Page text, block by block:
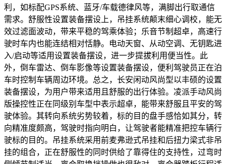
利，如标配GPS系统、蓝牙/车载德律风等，满脚出行取通信
需求。舒服性设置装备摆设上，吊挂系统颠末细心调校，能无
效过滤面波动，带来平稳的驾乘体验；乐音节制超卓，高速行
驶时车内也能连结相对恬静。电动天窗、从动空调、无钥匙进
入/启动等适用设置装备摆设，进一步提拔利用便当性。此
外，倒车雷达、倒车影像等设置装备摆设，便利驾驶员正在泊
车时控制车辆周边环境。总之，长安闲动风尚型以丰硕的设置
装备摆设，为用户带来适用且舒服的出行体验。凌派手动风尚
版操控性正在同级别车型中表示超卓，能带来舒服且平安的驾
驶体验。其转向系统劣势较着，标的目的盘手感恰如其分，转
向精准度颇高，驾驶时指向明白，让驾驶者能精准把控车辆行
驶标的目的。吊挂系统采用前麦弗逊式吊挂和后扭力梁式非吊
挂的组合，正在舒服性的同时供给了靠得住的支持性，过弯时